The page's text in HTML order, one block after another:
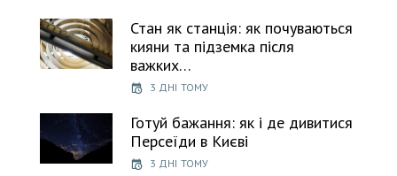
Стан як станція: як почуваються
кияни та підземка після
важких…
3 ДНІ ТОМУ
Готуй бажання: як і де дивитися
Персеїди в Києві
3 ДНІ ТОМУ